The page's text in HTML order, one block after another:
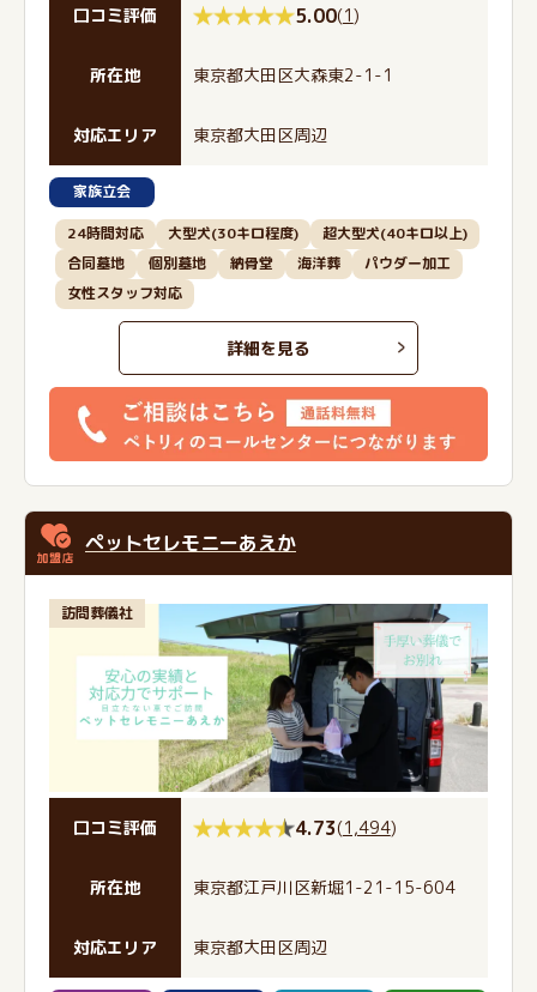
口コミ評価 5.00(1)
所在地 東京都大田区大森東2-1-1
対応エリア 東京都大田区周辺
家族立会
24時間対応 大型犬(30キロ程度)
超大型犬(40キロ以上)
合同墓地
個別墓地 納骨堂 海洋葬
パウダー加工
女性スタッフ対応
詳細を見る
ペットセレモニーあえか
訪問葬儀社
口コミ評価 4.73(1,494)
所在地 東京都江戸川区新堀1-21-15-604
対応エリア 東京都大田区周辺